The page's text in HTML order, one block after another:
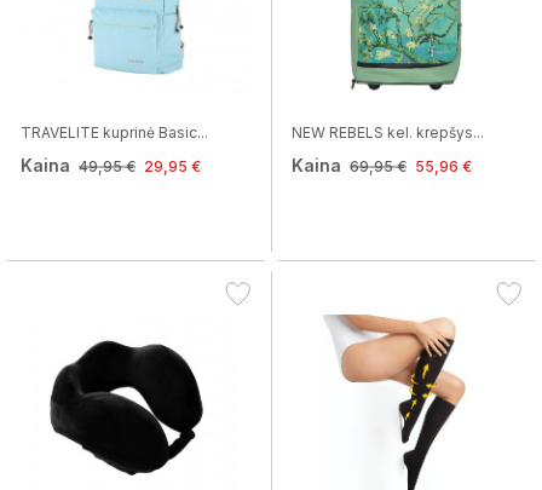
TRAVELITE kuprinė Basic...
Kaina 49,95 € 29,95 €
NEW REBELS kel. krepšys...
Kaina 69,95 € 55,96 €